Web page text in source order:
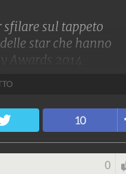
sul tappeto
star che hanno
Awards 2014
10
0